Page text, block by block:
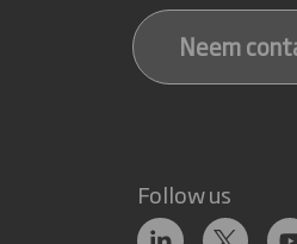
Neem
Follow us